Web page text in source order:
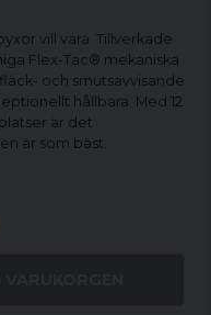
vill vara. Tillverkade
Flex-Tac® mekaniska
och smutsavvisande
hållbara. Med 12
är det
är som bäst.